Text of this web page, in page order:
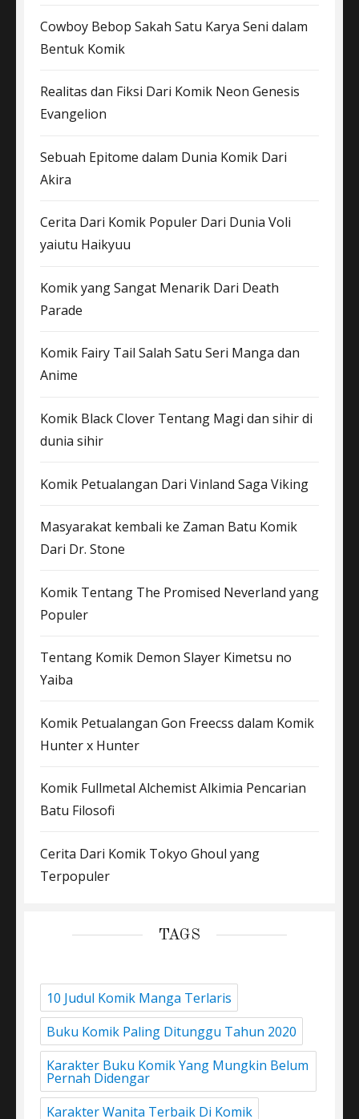
Cowboy Bebop Sakah Satu Karya Seni dalam
Bentuk Komik
Realitas dan Fiksi Dari Komik Neon Genesis
Evangelion
Sebuah Epitome dalam Dunia Komik Dari
Akira
Cerita Dari Komik Populer Dari Dunia Voli
yaiutu Haikyuu
Komik yang Sangat Menarik Dari Death
Parade
Komik Fairy Tail Salah Satu Seri Manga dan
Anime
Komik Black Clover Tentang Magi dan sihir di
dunia sihir
Komik Petualangan Dari Vinland Saga Viking
Masyarakat kembali ke Zaman Batu Komik
Dari Dr. Stone
Komik Tentang The Promised Neverland yang
Populer
Tentang Komik Demon Slayer Kimetsu no
Yaiba
Komik Petualangan Gon Freecss dalam Komik
Hunter x Hunter
Komik Fullmetal Alchemist Alkimia Pencarian
Batu Filosofi
Cerita Dari Komik Tokyo Ghoul yang
Terpopuler
TAGS
10 Judul Komik Manga Terlaris
Buku Komik Paling Ditunggu Tahun 2020
Karakter Buku Komik Yang Mungkin Belum
Pernah Didengar
Karakter Wanita Terbaik Di Komik